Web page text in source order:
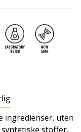
ingredienser, uten
stoffer.